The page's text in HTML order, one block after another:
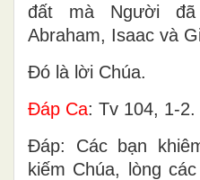
đất mà Người
Abraham, Isaac và
Ðó là lời Chúa.
Ðáp Ca: Tv 104, 1-
Ðáp: Các bạn
kiếm Chúa, lòng